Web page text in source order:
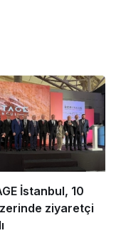
İstanbul, 10
ziyaretçi